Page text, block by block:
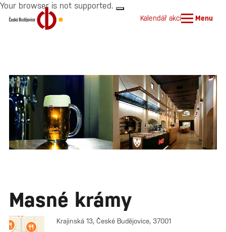
Your browser is not supported.
Kalendář akcí Menu
Masné krámy
Krajinská 13, České Budějovice, 37001